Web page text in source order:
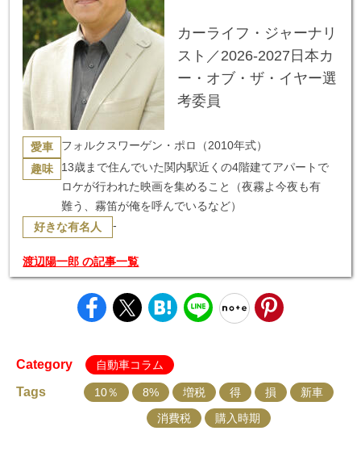
カーライフ・ジャーナリ
スト／2026-2027日本カ
ー・オブ・ザ・イヤー選
考委員
愛車 フォルクスワーゲン・ポロ（2010年式）
趣味
13歳まで住んでいた関内駅近くの4階建てアパートで
ロケが行われた映画を集めること（夜霧よ今夜も有
難う、霧笛が俺を呼んでいるなど）
好きな有名人 -
渡辺陽一郎 の記事一覧
Category 自動車コラム
Tags 10％ 8% 増税 得 損
新車
消費税
購入時期